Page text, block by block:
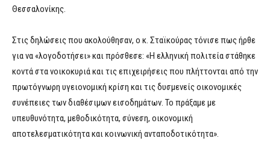
Θεσσαλονίκης.
Στις δηλώσεις που ακολούθησαν, ο κ. Σταϊκούρας τόνισε πως ήρθε
για να «λογοδοτήσει» και πρόσθεσε: «Η ελληνική πολιτεία στάθηκε
κοντά στα νοικοκυριά και τις επιχειρήσεις που πλήττονται από την
πρωτόγνωρη υγειονομική κρίση και τις δυσμενείς οικονομικές
συνέπειες των διαθέσιμων εισοδημάτων. Το πράξαμε με
υπευθυνότητα, μεθοδικότητα, σύνεση, οικονομική
αποτελεσματικότητα και κοινωνική ανταποδοτικότητα».